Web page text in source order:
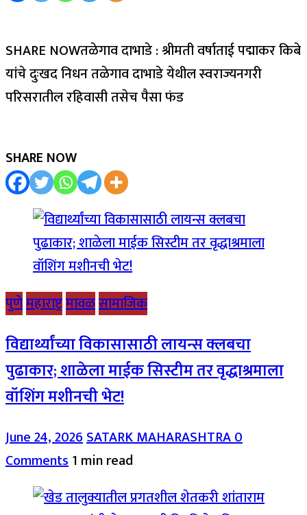
SHARE NOWतळेगाव दाभाडे : श्रीमती वर्षाताई पद्माकर किबे
यांचे दुःखद निधन तळेगाव दाभाडे येथील स्वराज्यनगरी
परिसरातील रहिवासी तसेच पैसा फंड
SHARE NOW
पुणेमहाराष्ट्रमावळसामाजिक
विद्यार्थ्यांच्या विकासासाठी लायन्स क्लबचा
पुढाकार; शाळेला माईक सिस्टीम तर वृद्धाश्रमाला
वॉशिंग मशीनची भेट!
June 24, 2026SATARK MAHARASHTRA0
Comments1 min read